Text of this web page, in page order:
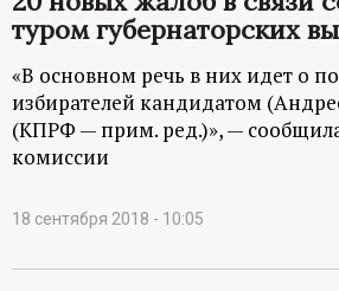
туром губернаторских
«В основном речь в них идет о
избирателей кандидатом
(КПРФ — прим. ред.)», —
комиссии
18 сентября 2018 - 10:05